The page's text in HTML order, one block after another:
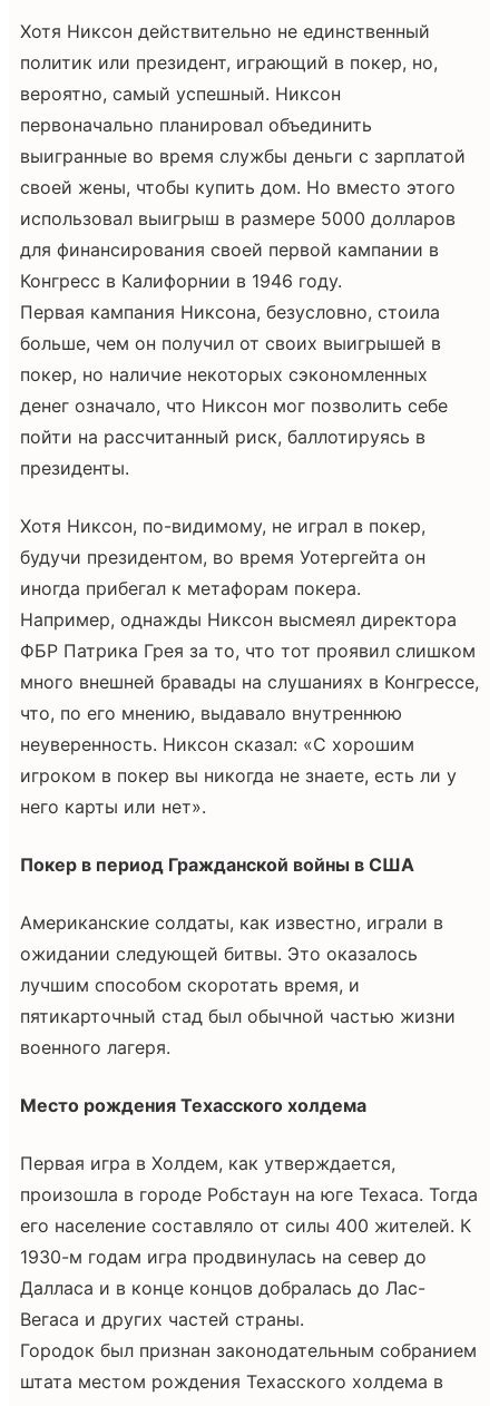
Хотя Никсон действительно не единственный
политик или президент, играющий в покер, но,
вероятно, самый успешный. Никсон
первоначально планировал объединить
выигранные во время службы деньги с зарплатой
своей жены, чтобы купить дом. Но вместо этого
использовал выигрыш в размере 5000 долларов
для финансирования своей первой кампании в
Конгресс в Калифорнии в 1946 году.
Первая кампания Никсона, безусловно, стоила
больше, чем он получил от своих выигрышей в
покер, но наличие некоторых сэкономленных
денег означало, что Никсон мог позволить себе
пойти на рассчитанный риск, баллотируясь в
президенты.
Хотя Никсон, по-видимому, не играл в покер,
будучи президентом, во время Уотергейта он
иногда прибегал к метафорам покера.
Например, однажды Никсон высмеял директора
ФБР Патрика Грея за то, что тот проявил слишком
много внешней бравады на слушаниях в Конгрессе,
что, по его мнению, выдавало внутреннюю
неуверенность. Никсон сказал: «С хорошим
игроком в покер вы никогда не знаете, есть ли у
него карты или нет».
Покер в период Гражданской войны в США
Американские солдаты, как известно, играли в
ожидании следующей битвы. Это оказалось
лучшим способом скоротать время, и
пятикарточный стад был обычной частью жизни
военного лагеря.
Место рождения Техасского холдема
Первая игра в Холдем, как утверждается,
произошла в городе Робстаун на юге Техаса. Тогда
его население составляло от силы 400 жителей. К
1930-м годам игра продвинулась на север до
Далласа и в конце концов добралась до Лас-
Вегаса и других частей страны.
Городок был признан законодательным собранием
штата местом рождения Техасского холдема в